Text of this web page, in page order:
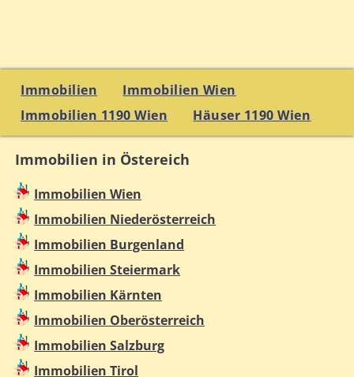
Immobilien
Immobilien Wien
Immobilien 1190 Wien
Häuser 1190 Wien
Immobilien in Östereich
Immobilien Wien
Immobilien Niederösterreich
Immobilien Burgenland
Immobilien Steiermark
Immobilien Kärnten
Immobilien Oberösterreich
Immobilien Salzburg
Immobilien Tirol